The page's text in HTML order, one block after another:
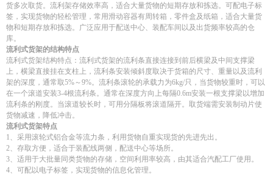
货多次取货。流利架存储效率高，适合大量货物的短期存放和拣选。可配电子标
签，实现货物的轻松管理，常用滑动容器有周转箱，零件盒及纸箱，适合大量货
物和短期存放和拣选。广泛应用于配送中心、装配车间以及出货频率较高的仓
库。
流利式货架的结构特点
流利式货架结构特点：流利式货架的流利条直接连接到前后横梁及中间支撑梁
上，横梁直接挂在支柱上，流利条安装倾斜度取决于货箱的尺寸、重量以及流利
架的深度，通常取5%～9%。流利条滚轮的承载力为6kg/只，当货物较重时，可以
在一个滚道安装3-4根流利条。通常在深度方向上每隔0.6m安装一根支撑梁以增加
流利条的刚度。当滚道较长时，可用分隔板将滚道隔开。取货端需安装制动片使
货物减速，降低冲击。
流利式货架特点
1、采用滚轮式铝合金等流力条，利用货物自重实现货的先进先出。
2、存取方便，适合于装配线两侧，配送中心等场所。
3、适用于大批量同类货物的存储，空间利用率较高，由其适合汽配工厂使用。
4、可配以电子标签，实现货物的信息化管理。